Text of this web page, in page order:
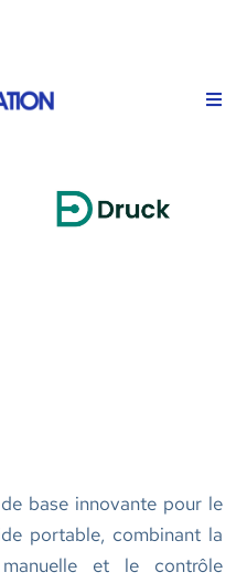
base innovante pour le
portable, combinant la
et le contrôle